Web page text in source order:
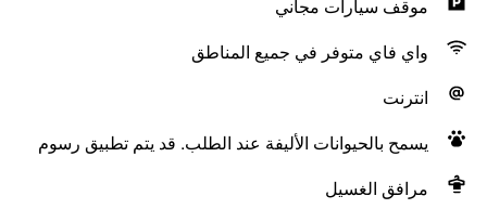
موقف سيارات مجاني
واي فاي متوفر في جميع المناطق
انترنت
يسمح بالحيوانات الأليفة عند الطلب. قد يتم تطبيق رسوم
مرافق الغسيل